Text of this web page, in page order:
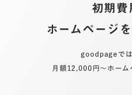
初期費
ホームページ
goodpageでは
月額12,000円〜ホーム